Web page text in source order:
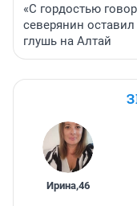
«С гордостью
северянин
глушь на Алтай
Ирина,46